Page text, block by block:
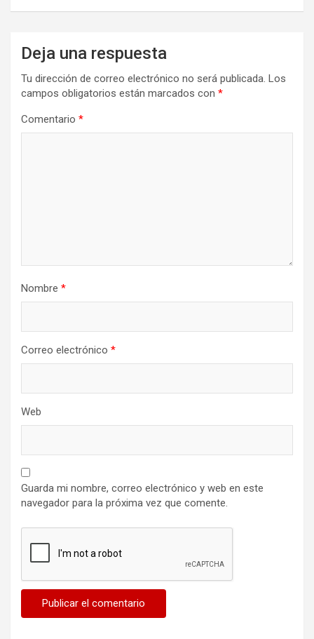
Deja una respuesta
Tu dirección de correo electrónico no será publicada. Los
campos obligatorios están marcados con *
Comentario *
Nombre *
Correo electrónico *
Web
Guarda mi nombre, correo electrónico y web en este
navegador para la próxima vez que comente.